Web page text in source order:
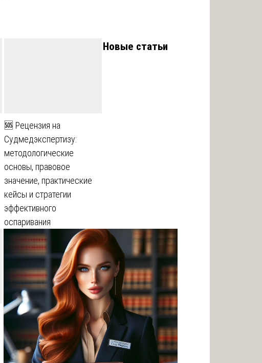
🆘 Рецензия на
Судмедэкспертизу:
методологические
основы, правовое
значение, практические
кейсы и стратегии
эффективного
оспаривания
Новые статьи